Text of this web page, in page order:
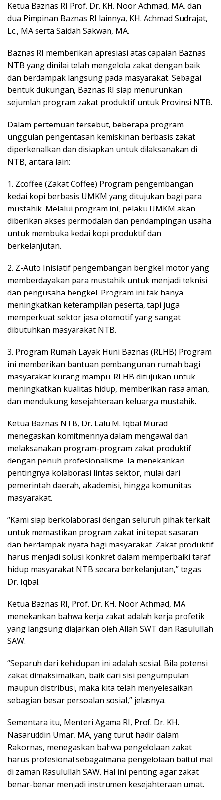
Ketua Baznas RI Prof. Dr. KH. Noor Achmad, MA, dan
dua Pimpinan Baznas RI lainnya, KH. Achmad Sudrajat,
Lc., MA serta Saidah Sakwan, MA.
Baznas RI memberikan apresiasi atas capaian Baznas
NTB yang dinilai telah mengelola zakat dengan baik
dan berdampak langsung pada masyarakat. Sebagai
bentuk dukungan, Baznas RI siap menurunkan
sejumlah program zakat produktif untuk Provinsi NTB.
Dalam pertemuan tersebut, beberapa program
unggulan pengentasan kemiskinan berbasis zakat
diperkenalkan dan disiapkan untuk dilaksanakan di
NTB, antara lain:
1. Zcoffee (Zakat Coffee) Program pengembangan
kedai kopi berbasis UMKM yang ditujukan bagi para
mustahik. Melalui program ini, pelaku UMKM akan
diberikan akses permodalan dan pendampingan usaha
untuk membuka kedai kopi produktif dan
berkelanjutan.
2. Z-Auto Inisiatif pengembangan bengkel motor yang
memberdayakan para mustahik untuk menjadi teknisi
dan pengusaha bengkel. Program ini tak hanya
meningkatkan keterampilan peserta, tapi juga
memperkuat sektor jasa otomotif yang sangat
dibutuhkan masyarakat NTB.
3. Program Rumah Layak Huni Baznas (RLHB) Program
ini memberikan bantuan pembangunan rumah bagi
masyarakat kurang mampu. RLHB ditujukan untuk
meningkatkan kualitas hidup, memberikan rasa aman,
dan mendukung kesejahteraan keluarga mustahik.
Ketua Baznas NTB, Dr. Lalu M. Iqbal Murad
menegaskan komitmennya dalam mengawal dan
melaksanakan program-program zakat produktif
dengan penuh profesionalisme. Ia menekankan
pentingnya kolaborasi lintas sektor, mulai dari
pemerintah daerah, akademisi, hingga komunitas
masyarakat.
“Kami siap berkolaborasi dengan seluruh pihak terkait
untuk memastikan program zakat ini tepat sasaran
dan berdampak nyata bagi masyarakat. Zakat produktif
harus menjadi solusi konkret dalam memperbaiki taraf
hidup masyarakat NTB secara berkelanjutan,” tegas
Dr. Iqbal.
Ketua Baznas RI, Prof. Dr. KH. Noor Achmad, MA
menekankan bahwa kerja zakat adalah kerja profetik
yang langsung diajarkan oleh Allah SWT dan Rasulullah
SAW.
“Separuh dari kehidupan ini adalah sosial. Bila potensi
zakat dimaksimalkan, baik dari sisi pengumpulan
maupun distribusi, maka kita telah menyelesaikan
sebagian besar persoalan sosial,” jelasnya.
Sementara itu, Menteri Agama RI, Prof. Dr. KH.
Nasaruddin Umar, MA, yang turut hadir dalam
Rakornas, menegaskan bahwa pengelolaan zakat
harus profesional sebagaimana pengelolaan baitul mal
di zaman Rasulullah SAW. Hal ini penting agar zakat
benar-benar menjadi instrumen kesejahteraan umat.